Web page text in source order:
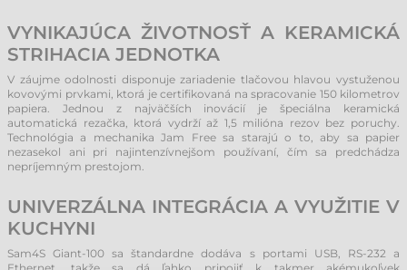
VYNIKAJÚCA ŽIVOTNOSŤ A KERAMICKÁ
STRIHACIA JEDNOTKA
V záujme odolnosti disponuje zariadenie tlačovou hlavou vystuženou
kovovými prvkami, ktorá je certifikovaná na spracovanie 150 kilometrov
papiera. Jednou z najväčších inovácií je špeciálna keramická
automatická rezačka, ktorá vydrží až 1,5 milióna rezov bez poruchy.
Technológia a mechanika Jam Free sa starajú o to, aby sa papier
nezasekol ani pri najintenzívnejšom používaní, čím sa predchádza
nepríjemným prestojom.
UNIVERZÁLNA INTEGRÁCIA A VYUŽITIE V
KUCHYNI
Sam4S Giant-100 sa štandardne dodáva s portami USB, RS-232 a